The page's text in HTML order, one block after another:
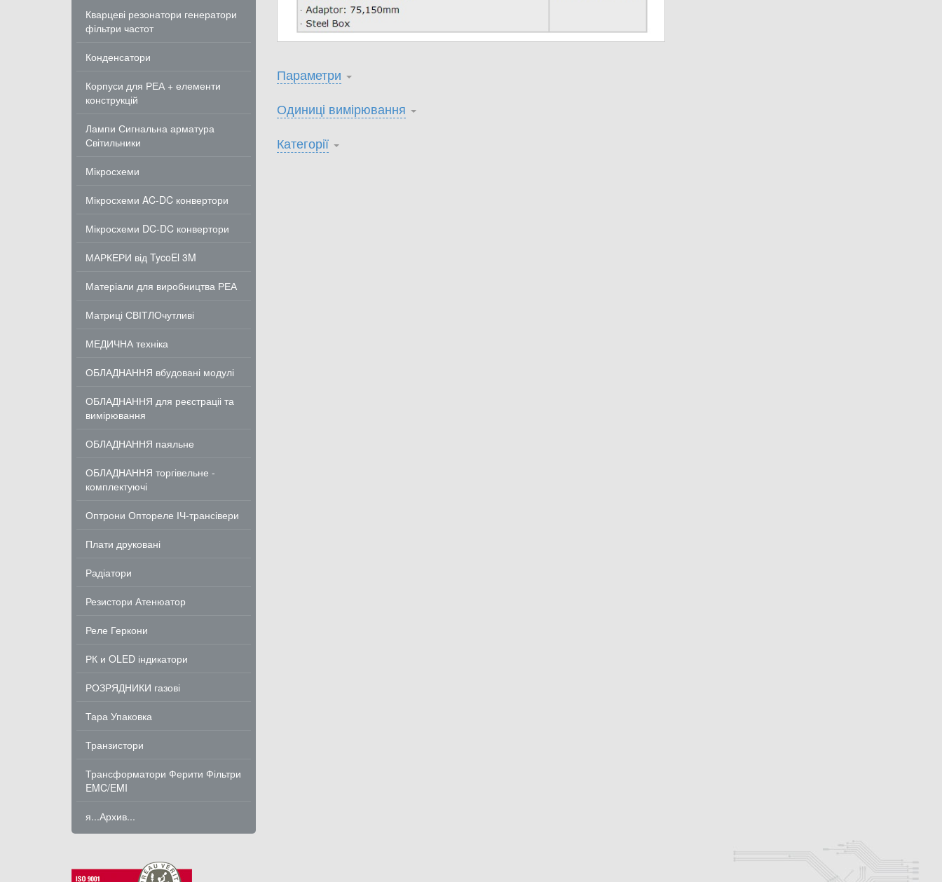
Кварцеві резонатори генератори
фільтри частот
Конденсатори
Корпуси для РЕА + елементи
конструкцій
Лампи Сигнальна арматура
Світильники
Мікросхеми
Мікросхеми AC-DC конвертори
Мікросхеми DC-DC конвертори
МАРКЕРИ від TycoEl 3M
Матеріали для виробництва РЕА
Матриці СВІТЛОчутливі
МЕДИЧНА техніка
ОБЛАДНАННЯ вбудовані модулі
ОБЛАДНАННЯ для реєстраціі та
вимірювання
ОБЛАДНАННЯ паяльне
ОБЛАДНАННЯ торгівельне -
комплектуючі
Оптрони Оптореле ІЧ-трансівери
Плати друковані
Радіатори
Резистори Атенюатор
Реле Геркони
РК и OLED індикатори
РОЗРЯДНИКИ газові
Тара Упаковка
Транзистори
Трансформатори Ферити Фільтри
EMC/EMI
я...Архив...
Параметри
Одиниці вимірювання
Категорії